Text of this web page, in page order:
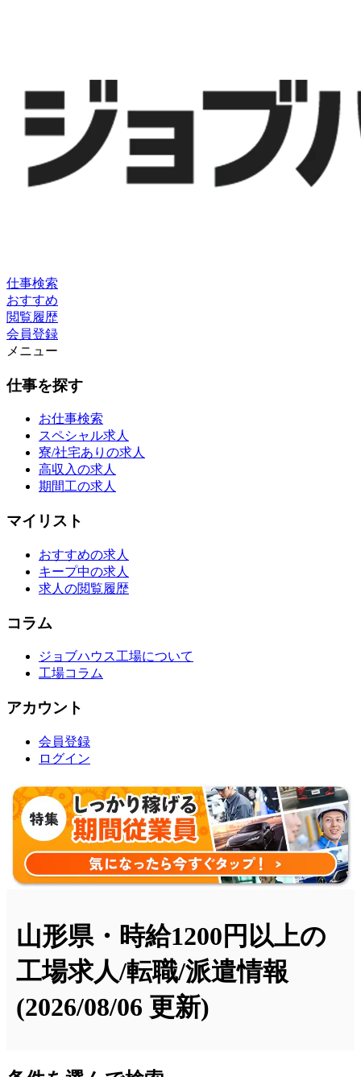
仕事検索
おすすめ
閲覧履歴
会員登録
メニュー
仕事を探す
お仕事検索
スペシャル求人
寮/社宅ありの求人
高収入の求人
期間工の求人
マイリスト
おすすめの求人
キープ中の求人
求人の閲覧履歴
コラム
ジョブハウス工場について
工場コラム
アカウント
会員登録
ログイン
山形県・時給1200円以上の
工場求人/転職/派遣情報
(2026/08/06 更新)